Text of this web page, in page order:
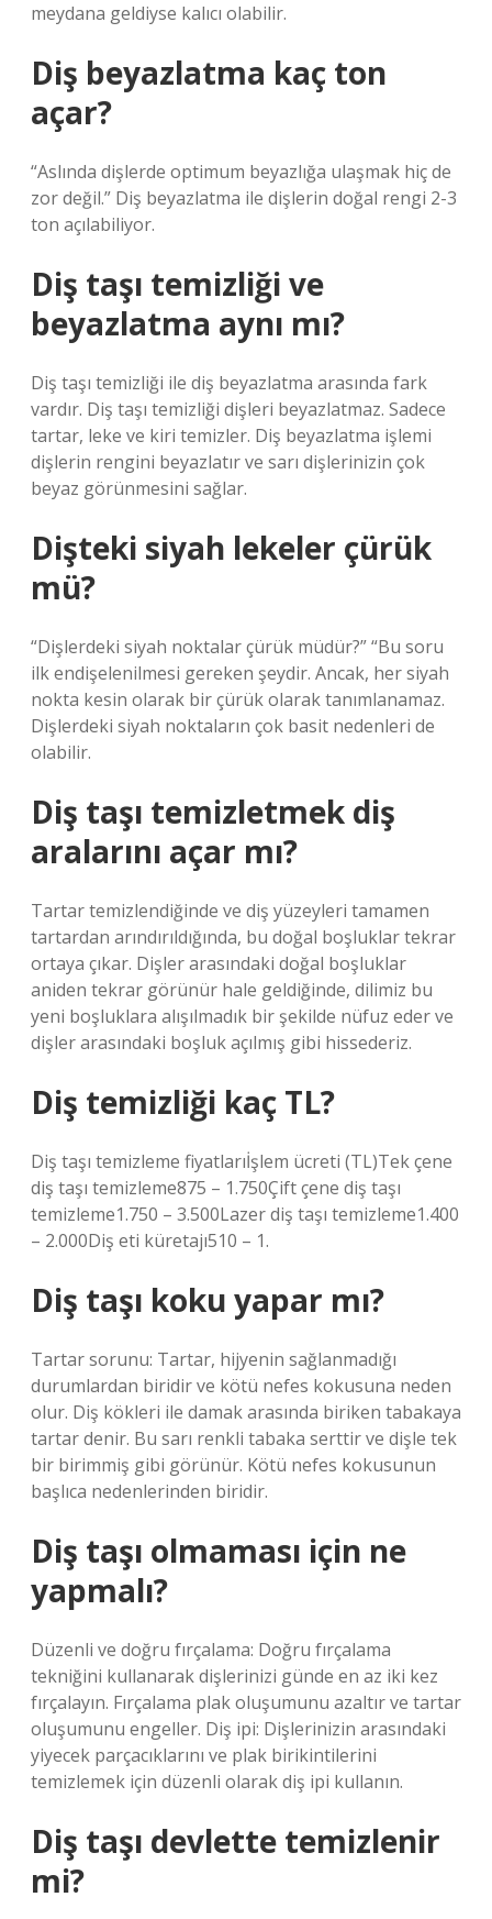
meydana geldiyse kalıcı olabilir.
Diş beyazlatma kaç ton
açar?
“Aslında dişlerde optimum beyazlığa ulaşmak hiç de
zor değil.” Diş beyazlatma ile dişlerin doğal rengi 2-3
ton açılabiliyor.
Diş taşı temizliği ve
beyazlatma aynı mı?
Diş taşı temizliği ile diş beyazlatma arasında fark
vardır. Diş taşı temizliği dişleri beyazlatmaz. Sadece
tartar, leke ve kiri temizler. Diş beyazlatma işlemi
dişlerin rengini beyazlatır ve sarı dişlerinizin çok
beyaz görünmesini sağlar.
Dişteki siyah lekeler çürük
mü?
“Dişlerdeki siyah noktalar çürük müdür?” “Bu soru
ilk endişelenilmesi gereken şeydir. Ancak, her siyah
nokta kesin olarak bir çürük olarak tanımlanamaz.
Dişlerdeki siyah noktaların çok basit nedenleri de
olabilir.
Diş taşı temizletmek diş
aralarını açar mı?
Tartar temizlendiğinde ve diş yüzeyleri tamamen
tartardan arındırıldığında, bu doğal boşluklar tekrar
ortaya çıkar. Dişler arasındaki doğal boşluklar
aniden tekrar görünür hale geldiğinde, dilimiz bu
yeni boşluklara alışılmadık bir şekilde nüfuz eder ve
dişler arasındaki boşluk açılmış gibi hissederiz.
Diş temizliği kaç TL?
Diş taşı temizleme fiyatlarıİşlem ücreti (TL)Tek çene
diş taşı temizleme875 – 1.750Çift çene diş taşı
temizleme1.750 – 3.500Lazer diş taşı temizleme1.400
– 2.000Diş eti küretajı510 – 1.
Diş taşı koku yapar mı?
Tartar sorunu: Tartar, hijyenin sağlanmadığı
durumlardan biridir ve kötü nefes kokusuna neden
olur. Diş kökleri ile damak arasında biriken tabakaya
tartar denir. Bu sarı renkli tabaka serttir ve dişle tek
bir birimmiş gibi görünür. Kötü nefes kokusunun
başlıca nedenlerinden biridir.
Diş taşı olmaması için ne
yapmalı?
Düzenli ve doğru fırçalama: Doğru fırçalama
tekniğini kullanarak dişlerinizi günde en az iki kez
fırçalayın. Fırçalama plak oluşumunu azaltır ve tartar
oluşumunu engeller. Diş ipi: Dişlerinizin arasındaki
yiyecek parçacıklarını ve plak birikintilerini
temizlemek için düzenli olarak diş ipi kullanın.
Diş taşı devlette temizlenir
mi?